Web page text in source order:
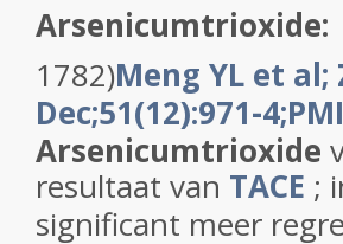
Arsenicumtrioxide:
1782)Meng YL et
Dec;51(12):971-
Arsenicumtrioxide
resultaat van TACE ;
significant meer